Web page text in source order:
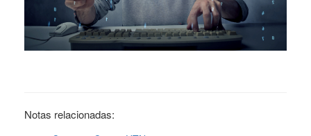
Notas relacionadas: